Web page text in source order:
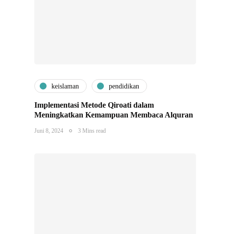
keislaman pendidikan
Implementasi Metode Qiroati dalam
Meningkatkan Kemampuan Membaca Alquran
Juni 8, 2024 3 Mins read